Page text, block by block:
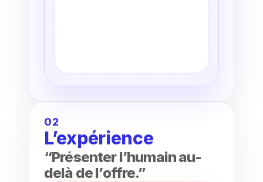
02
L’expérience
“Présenter l’humain au-
delà de l’offre.”